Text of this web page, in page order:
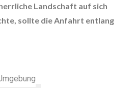
Landschaft auf sich
sollte die Anfahrt entlang